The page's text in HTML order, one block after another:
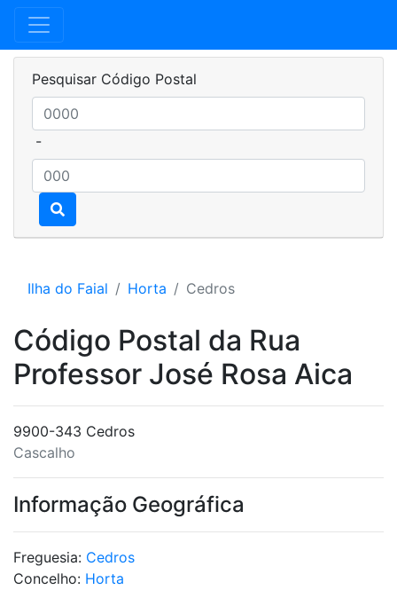
Pesquisar Código Postal
-
Ilha do Faial Horta Cedros
Código Postal da Rua
Professor José Rosa Aica
9900-343 Cedros
Cascalho
Informação Geográfica
Freguesia: Cedros
Concelho: Horta